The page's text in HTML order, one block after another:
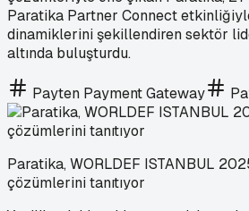
Paratika Partner Connect
dinamiklerini şekillendiren sektör
altında buluşturdu.
Payten Payment Gateway
Paratika, WORLDEF ISTANBUL
çözümlerini tanıtıyor